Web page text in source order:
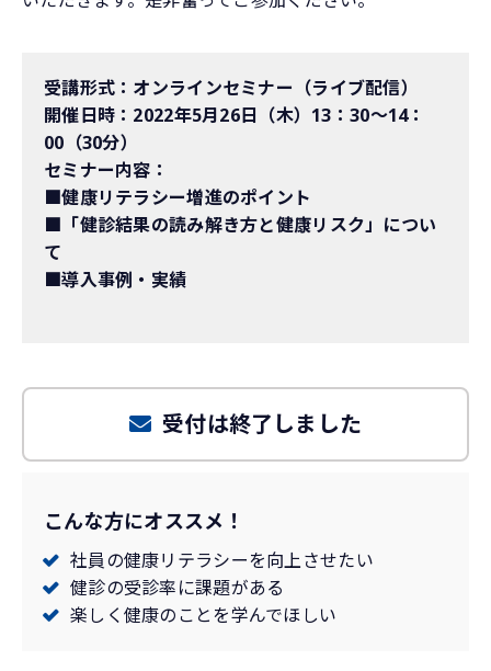
受講形式：オンラインセミナー（ライブ配信）
開催日時：2022年5月26日（木）13：30～14：
00（30分）
セミナー内容：
■健康リテラシー増進のポイント
■「健診結果の読み解き方と健康リスク」につい
て
■導入事例・実績
受付は終了しました
こんな方にオススメ！
社員の健康リテラシーを向上させたい
健診の受診率に課題がある
楽しく健康のことを学んでほしい